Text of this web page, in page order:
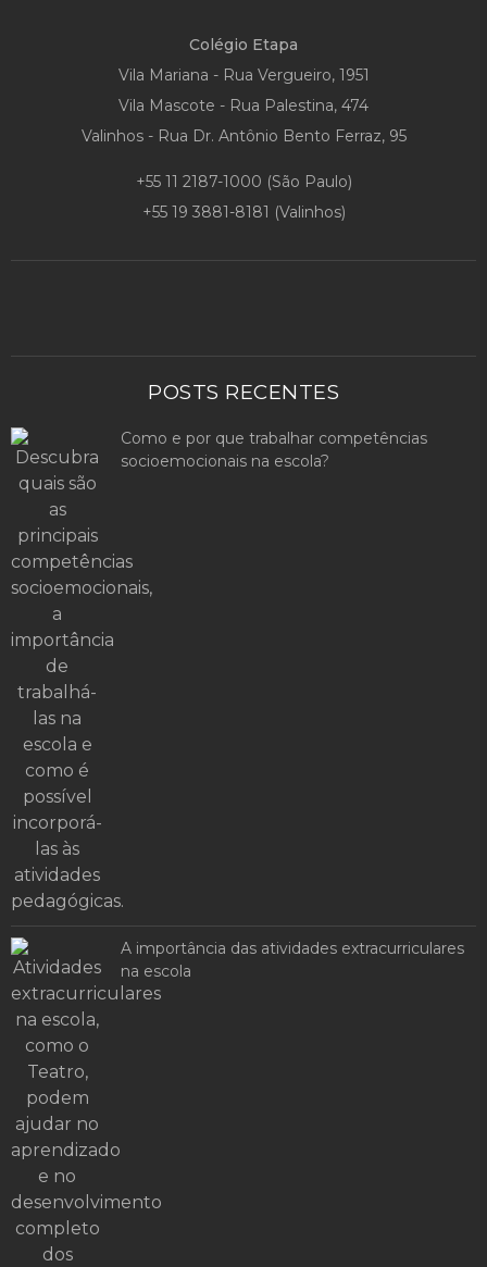
Colégio Etapa
Vila Mariana - Rua Vergueiro, 1951
Vila Mascote - Rua Palestina, 474
Valinhos - Rua Dr. Antônio Bento Ferraz, 95
+55 11 2187-1000 (São Paulo)
+55 19 3881-8181 (Valinhos)
POSTS RECENTES
Como e por que trabalhar competências
socioemocionais na escola?
A importância das atividades extracurriculares
na escola